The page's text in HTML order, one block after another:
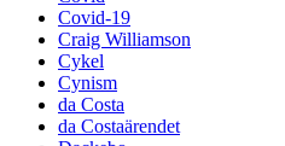
Covid-19
Craig Williamson
Cykel
Cynism
da Costa
da Costaärendet